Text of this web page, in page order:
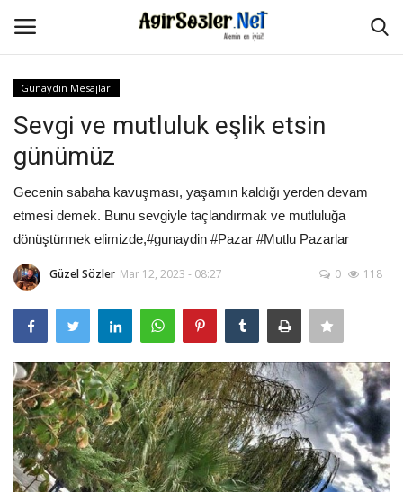
Anasayfa
İletişim
Aşk Sözleri
Şarkı Sözleri
Ağır Sözler
Damar Sözler
Komik Sözler
Günaydın Mesajları
Sevgi ve mutluluk eşlik etsin
günümüz
Gecenin sabaha kavuşması, yaşamın kaldığı yerden devam
etmesi demek. Bunu sevgiyle taçlandırmak ve mutluluğa
dönüştürmek elimizde,#gunaydin #Pazar #Mutlu Pazarlar
Güzel Sözler Mar 12, 2023 - 08:27 0 118